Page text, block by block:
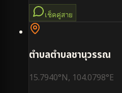
เช็คคู่สาย
ตำบลตำบลชานุวรรณ
15.7940°N, 104.0798°E